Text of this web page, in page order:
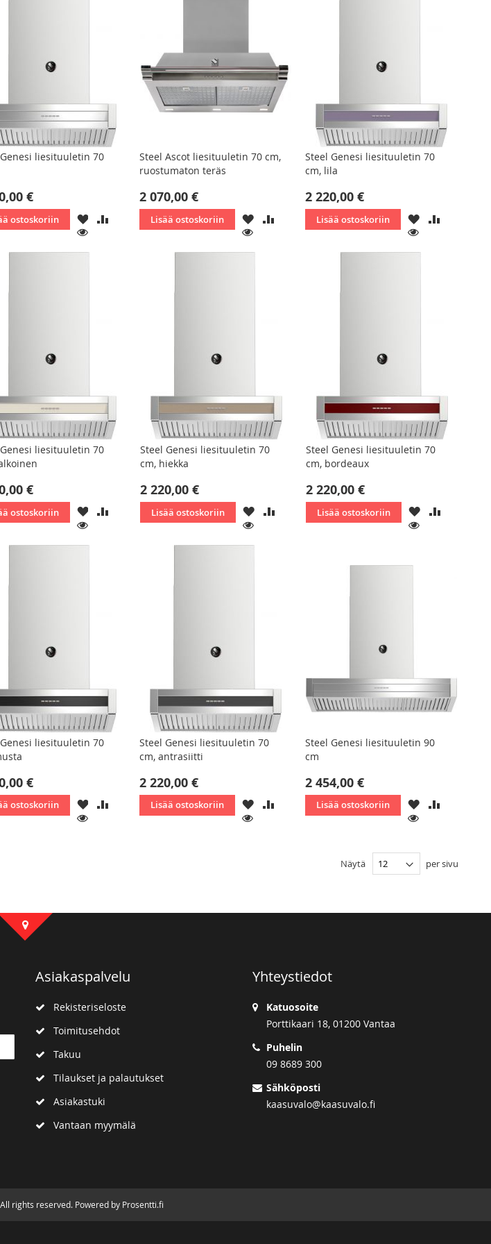
liesituuletin 70
€
ostoskoriin
LISÄÄ
TOIVELISTAAN
VERTAILUUN
KATSO
Steel Ascot liesituuletin 70 cm,
ruostumaton teräs
2 070,00 €
Lisää ostoskoriin
LISÄÄ
TOIVELISTAAN
LISÄÄ
VERTAILUUN
KATSO
Steel Genesi liesituuletin 70
cm, lila
2 220,00 €
Lisää ostoskoriin
LISÄÄLISÄÄ
liesituuletin 70
€
ostoskoriin
LISÄÄ
TOIVELISTAAN
VERTAILUUN
KATSO
Steel Genesi liesituuletin 70
cm, hiekka
2 220,00 €
Lisää ostoskoriin
LISÄÄ
TOIVELISTAAN
LISÄÄ
VERTAILUUN
KATSO
Steel Genesi liesituuletin 70
cm, bordeaux
2 220,00 €
Lisää ostoskoriin
LISÄÄ
TOIVELISTAAN
LISÄÄ
KATSO
liesituuletin 70
€
ostoskoriin
LISÄÄ
TOIVELISTAAN
VERTAILUUN
KATSO
Steel Genesi liesituuletin 70
cm, antrasiitti
2 220,00 €
Lisää ostoskoriin
LISÄÄ
TOIVELISTAAN
LISÄÄ
VERTAILUUN
KATSO
Steel Genesi liesituuletin 90
cm
2 454,00 €
Lisää ostoskoriin
LISÄÄLISÄÄ
Näytä per sivu
Asiakaspalvelu
Rekisteriseloste
Toimitusehdot
Takuu
Tilaukset ja palautukset
Asiakastuki
Vantaan myymälä
Yhteystiedot
Katuosoite
Porttikaari 18, 01200 Vantaa
Puhelin
09 8689 300
Sähköposti
kaasuvalo@kaasuvalo.fi
rights reserved. Powered by Prosentti.fi